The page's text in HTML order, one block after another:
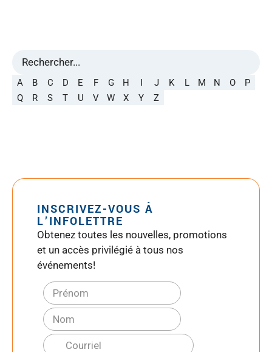
A B C D E F G H I J K L M N O
P
Q
R S T U V W X Y Z
INSCRIVEZ-VOUS À
L’INFOLETTRE
Obtenez toutes les nouvelles, promotions
et un accès privilégié à tous nos
événements!